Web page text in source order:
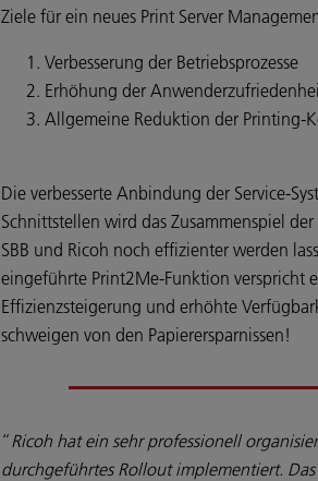
Ziele für ein neues Print Server
Verbesserung der Betriebsprozesse
Erhöhung der
Allgemeine Reduktion der Printing-
Die verbesserte Anbindung der Service-
Schnittstellen wird das Zusammenspiel
SBB und Ricoh noch effizienter werden
eingeführte Print2Me-Funktion verspricht
Effizienzsteigerung und erhöhte
schweigen von den Papierersparnissen!
“Ricoh hat ein sehr professionell
durchgeführtes Rollout implementiert.